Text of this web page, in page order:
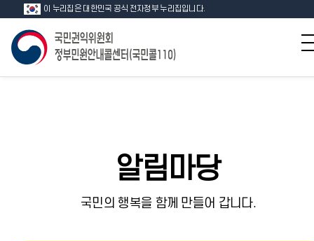
이 누리집은 대한민국 공식 전자정부 누리집입니다.
알림마당
국민의 행복을 함께 만들어 갑니다.